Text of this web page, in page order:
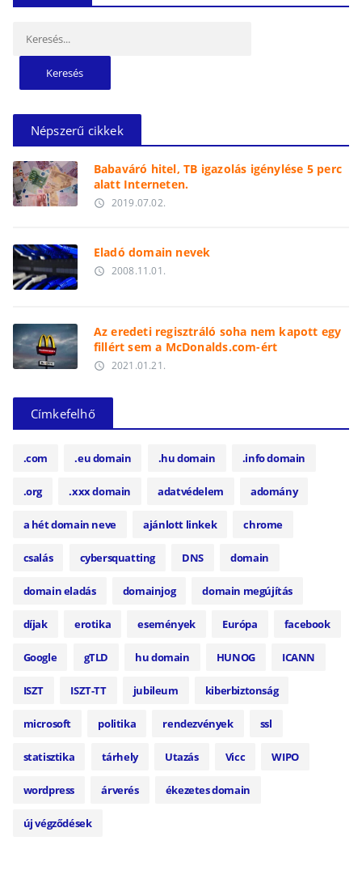
Népszerű cikkek
Babaváró hitel, TB igazolás igénylése 5 perc
alatt Interneten.
access_time 2019.07.02.
Eladó domain nevek
access_time 2008.11.01.
Az eredeti regisztráló soha nem kapott egy
fillért sem a McDonalds.com-ért
access_time 2021.01.21.
Címkefelhő
.com .eu domain .hu domain .info domain
.org .xxx domain adatvédelem adomány
a hét domain neve ajánlott linkek chrome
csalás cybersquatting DNS domain
domain eladás domainjog domain megújítás
díjak erotika események Európa facebook
Google gTLD hu domain HUNOG ICANN
ISZT ISZT-TT jubileum kiberbiztonság
microsoft politika rendezvények ssl
statisztika tárhely Utazás Vicc WIPO
wordpress árverés ékezetes domain
új végződések